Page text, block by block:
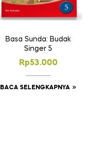
Basa Sunda: Budak
Singer 5
Rp53.000
BACA SELENGKAPNYA